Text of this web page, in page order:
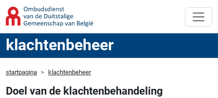
klachtenbeheer
startpagina klachtenbeheer
Doel van de klachtenbehandeling